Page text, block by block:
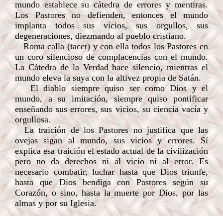
mundo establece su cátedra de errores y mentiras.
Los Pastores no defienden, entonces el mundo
implanta todos sus vicios, sus orgullos, sus
degeneraciones, diezmando al pueblo cristiano.
Roma calla (tacet) y con ella todos los Pastores en
un coro silencioso de complacencias con el mundo.
La Cátedra de la Verdad hace silencio, mientras el
mundo eleva la suya con la altivez propia de Satán.
El diablo siempre quiso ser como Dios y el
mundo, a su imitación, siempre quiso pontificar
enseñando sus errores, sus vicios, su ciencia vacía y
orgullosa.
La traición de los Pastores no justifica que las
ovejas sigan al mundo, sus vicios y errores. Sí
explica esa traición el estado actual de la civilización
pero no da derechos ni al vicio ni al error. Es
necesario combatir, luchar hasta que Dios triunfe,
hasta que Dios bendiga con Pastores según su
Corazón, o sino, hasta la muerte por Dios, por las
almas y por su Iglesia.